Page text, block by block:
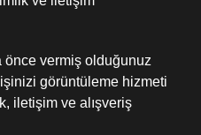
önce vermiş olduğunuz
görüntüleme hizmeti
iletişim ve alışveriş